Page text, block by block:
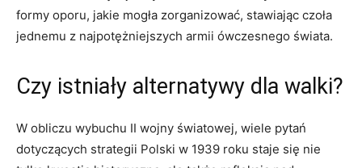
formy oporu, jakie mogła zorganizować, stawiając czoła
jednemu z najpotężniejszych armii ówczesnego świata.
Czy istniały alternatywy dla walki?
W obliczu wybuchu ‌II wojny światowej, wiele pytań
dotyczących strategii Polski w 1939 roku staje się nie